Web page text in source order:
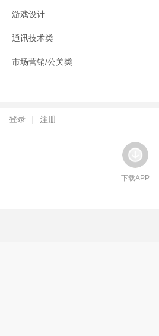
游戏设计
通讯技术类
市场营销/公关类
登录 | 注册
下载APP